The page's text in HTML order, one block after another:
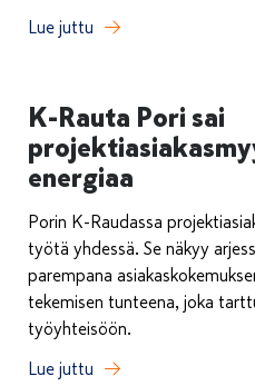
Lue juttu
K-Rauta Pori sai
energiaa
Porin K-Raudassa
työtä yhdessä. Se näkyy
parempana
tekemisen tunteena, joka
työyhteisöön.
Lue juttu